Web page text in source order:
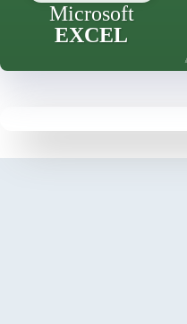
Microsoft
EXCEL